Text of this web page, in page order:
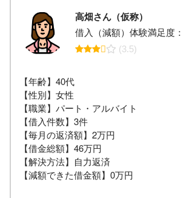
高畑さん（仮称）
借入（減額）体験満足度：
(3.5)
【年齢】40代
【性別】女性
【職業】パート・アルバイト
【借入件数】3件
【毎月の返済額】2万円
【借金総額】46万円
【解決方法】自力返済
【減額できた借金額】0万円